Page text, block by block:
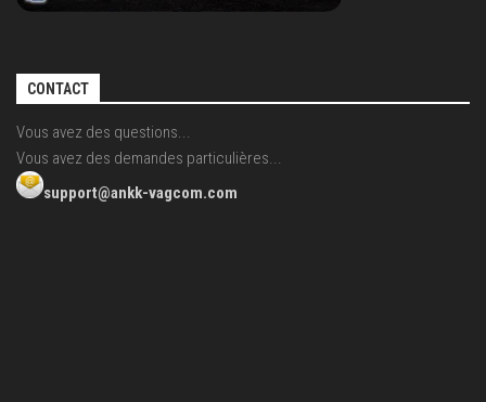
CONTACT
Vous avez des questions...
Vous avez des demandes particulières...
support@ankk-vagcom.com